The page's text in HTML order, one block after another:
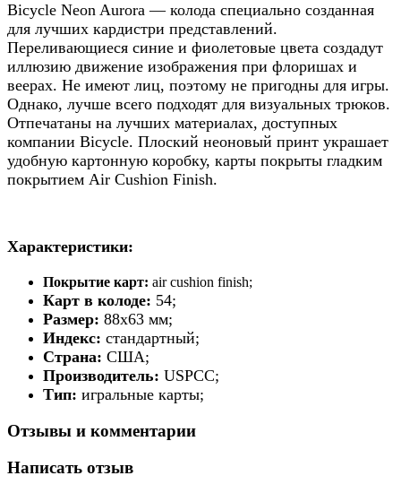
Bicycle Neon Aurora — колода специально созданная
для лучших кардистри представлений.
Переливающиеся синие и фиолетовые цвета создадут
иллюзию движение изображения при флоришах и
веерах. Не имеют лиц, поэтому не пригодны для игры.
Однако, лучше всего подходят для визуальных трюков.
Отпечатаны на лучших материалах, доступных
компании Bicycle. Плоский неоновый принт украшает
удобную картонную коробку, карты покрыты гладким
покрытием Air Cushion Finish.
Характеристики:
Покрытие карт: air cushion finish;
Карт в колоде: 54;
Размер: 88х63 мм;
Индекс: стандартный;
Страна: США;
Производитель: USPCC;
Тип: игральные карты;
Отзывы и комментарии
Написать отзыв